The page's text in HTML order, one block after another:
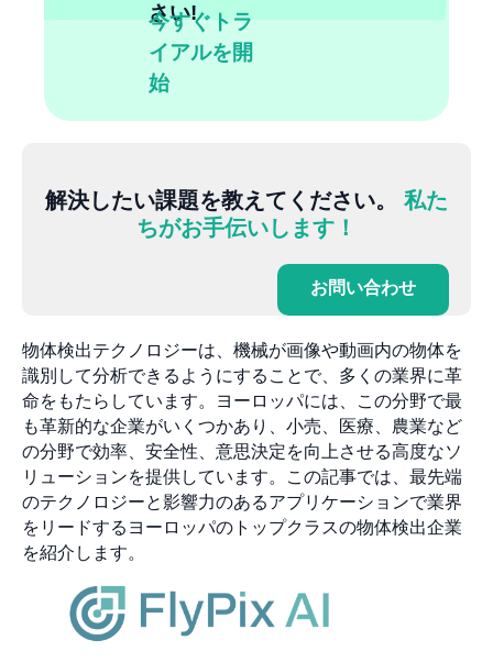
さい!
今すぐトラ
イアルを開
始
解決したい課題を教えてください。 私た
ちがお手伝いします！
お問い合わせ
物体検出テクノロジーは、機械が画像や動画内の物体を
識別して分析できるようにすることで、多くの業界に革
命をもたらしています。ヨーロッパには、この分野で最
も革新的な企業がいくつかあり、小売、医療、農業など
の分野で効率、安全性、意思決定を向上させる高度なソ
リューションを提供しています。この記事では、最先端
のテクノロジーと影響力のあるアプリケーションで業界
をリードするヨーロッパのトップクラスの物体検出企業
を紹介します。